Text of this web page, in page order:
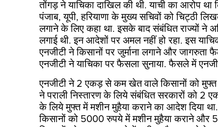
तोंगड़ ने याचिका दाखिल की थी. याची का आरोप था
पंजाब,यूपी,हरियाणा के मुख्य सचिवों को चिट्ठी
लगाने के लिए कहा था. इसके बाद संबंधित राज्यों
लगाई थी. इन आदेशों पर अमल नहीं हो रहा. इस
एनजीटी ने किसानों पर जुर्माना लगाने और जागरुता
एनजीटी ने याचिका पर फैसला सुनाया. फैसले में
एनजीटी ने 2 एकड़ से कम खेत वाले किसानों को मुफ्त
ने पराली निस्तारण के लिये संबंधित सरकारों को 2
के लिये मुफ्त में मशीन मुहैया कराने का आदेश दिया
किसानों को 5000रुपये में मशीन मुहैया कराने और 5